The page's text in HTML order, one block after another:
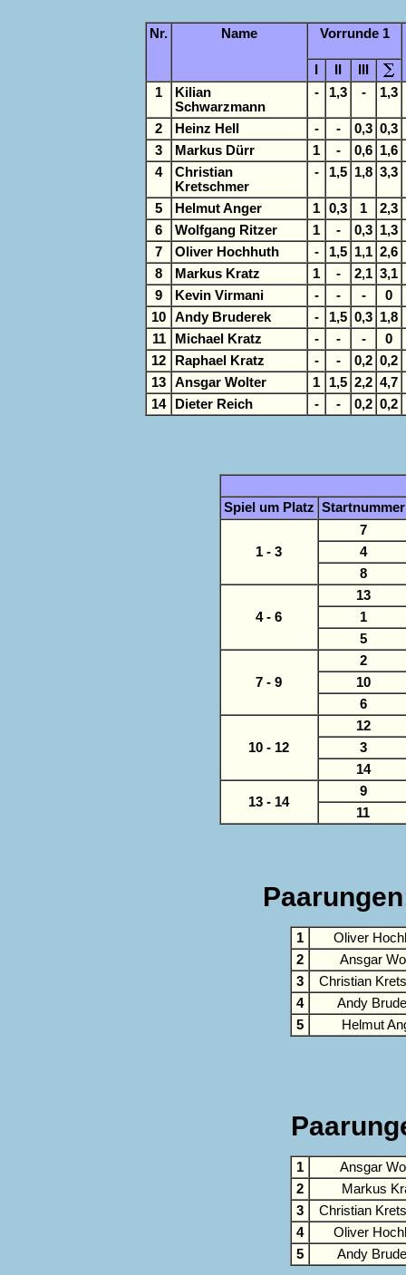
Nr. Name Vorrunde 1
1
Kilian
Schwarzmann
- 1,3 - 1,3
2 Heinz Hell - - 0,3 0,3
3
Markus Dürr 1 - 0,6 1,6
4
Christian
Kretschmer
- 1,5 1,8 3,3
5 Helmut Anger 1 0,3 1
2,3
6
Wolfgang Ritzer 1 - 0,3 1,3
7
Oliver Hochhuth - 1,5 1,1 2,6
8
Markus Kratz 1 - 2,1 3,1
9
Kevin Virmani - - -
0
10
Andy Bruderek - 1,5 0,3 1,8
11
Michael Kratz - - -
0
12
Raphael Kratz - - 0,2 0,2
13
Ansgar Wolter 1 1,5 2,2 4,7
14
Dieter Reich - - 0,2 0,2
Spiel um Platz Startnummer
1 - 3
7
4
8
4 - 6
13
1
5
7 - 9
2
10
6
10 - 12
12
3
14
13 - 14
9
11
1
Oliver
2
Ansgar
3
Christian
4
Andy
5
Helmut
1
Ansgar
2
Markus
3
Christian
4
Oliver
5
Andy